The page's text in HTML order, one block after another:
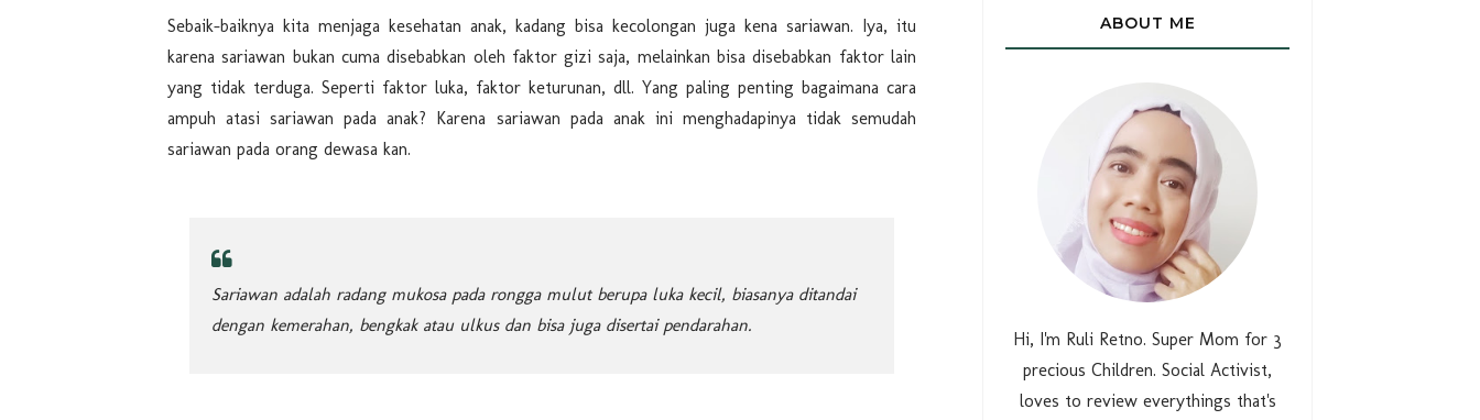
Sebaik-baiknya kita menjaga kesehatan anak, kadang bisa kecolongan juga kena sariawan. Iya, itu
karena sariawan bukan cuma disebabkan oleh faktor gizi saja, melainkan bisa disebabkan faktor lain
yang tidak terduga. Seperti faktor luka, faktor keturunan, dll. Yang paling penting bagaimana cara
ampuh atasi sariawan pada anak? Karena sariawan pada anak ini menghadapinya tidak semudah
sariawan pada orang dewasa kan.
Sariawan adalah radang mukosa pada rongga mulut berupa luka kecil, biasanya ditandai
dengan kemerahan, bengkak atau ulkus dan bisa juga disertai pendarahan.
ABOUT ME
Hi, I'm Ruli Retno. Super Mom for 3
precious Children. Social Activist,
loves to review everythings that's